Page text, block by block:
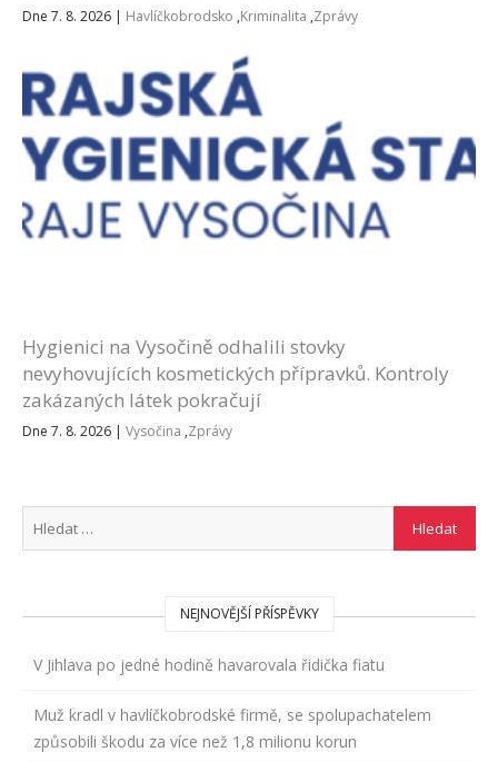
Dne 7. 8. 2026 | Havlíčkobrodsko ,Kriminalita ,Zprávy
Hygienici na Vysočině odhalili stovky
nevyhovujících kosmetických přípravků. Kontroly
zakázaných látek pokračují
Dne 7. 8. 2026 | Vysočina ,Zprávy
NEJNOVĚJŠÍ PŘÍSPĚVKY
V Jihlava po jedné hodině havarovala řidička fiatu
Muž kradl v havlíčkobrodské firmě, se spolupachatelem
způsobili škodu za více než 1,8 milionu korun